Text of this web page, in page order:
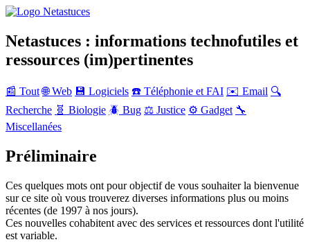
Netastuces : informations technofutiles et
ressources (im)pertinentes
📰 Tout 🌐 Web 💾 Logiciels ☎️ Téléphonie et FAI ✉️ Email 🔍
Recherche 🧬 Biologie 🪲 Bug ⚖️ Justice ⚙️ Gadget 🔧
Miscellanées
Préliminaire
Ces quelques mots ont pour objectif de vous souhaiter la bienvenue
sur ce site où vous trouverez diverses informations plus ou moins
récentes (de 1997 à nos jours).
Ces nouvelles cohabitent avec des services et ressources dont l'utilité
est variable.